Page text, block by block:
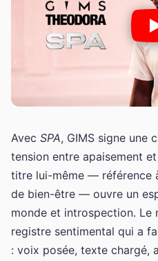
Avec SPA, GIMS signe une
tension entre apaisement
titre lui-même — référence
de bien-être — ouvre un
monde et introspection. Le
registre sentimental qui a
: voix posée, texte chargé,